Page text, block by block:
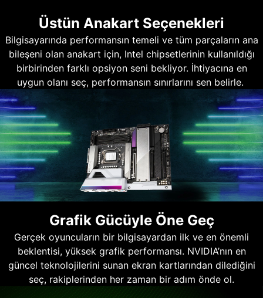
Üstün Anakart Seçenekleri
Bilgisayarında performansın temeli ve tüm parçaların ana
bileşeni olan anakart için, Intel chipsetlerinin kullanıldığı
birbirinden farklı opsiyon seni bekliyor. İhtiyacına en
uygun olanı seç, performansın sınırlarını sen belirle.
Grafik Gücüyle Öne Geç
Gerçek oyuncuların bir bilgisayardan ilk ve en önemli
beklentisi, yüksek grafik performansı. NVIDIA’nın en
güncel teknolojilerini sunan ekran kartlarından dilediğini
seç, rakiplerinden her zaman bir adım önde ol.